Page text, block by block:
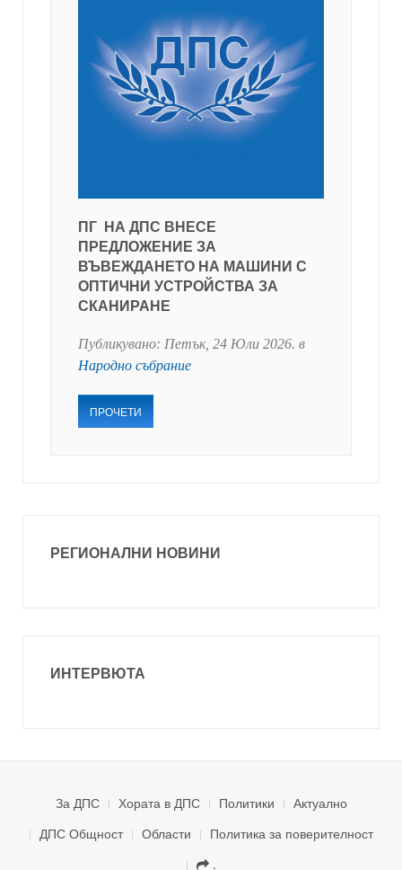
ПГ НА ДПС ВНЕСЕ
ПРЕДЛОЖЕНИЕ ЗА
ВЪВЕЖДАНЕТО НА МАШИНИ С
ОПТИЧНИ УСТРОЙСТВА ЗА
СКАНИРАНЕ
Публикувано: Петък, 24 Юли 2026. в
Народно събрание
ПРОЧЕТИ
РЕГИОНАЛНИ НОВИНИ
ИНТЕРВЮТА
За ДПС Хората в ДПС Политики
Актуално
ДПС Общност
Области
Политика за поверителност
.